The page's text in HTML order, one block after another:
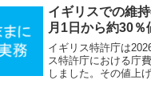
これまでの欧州特許
イギリスでの維
月1日から約30％
イギリス特許庁は
ス特許庁における庁
しました。その値上